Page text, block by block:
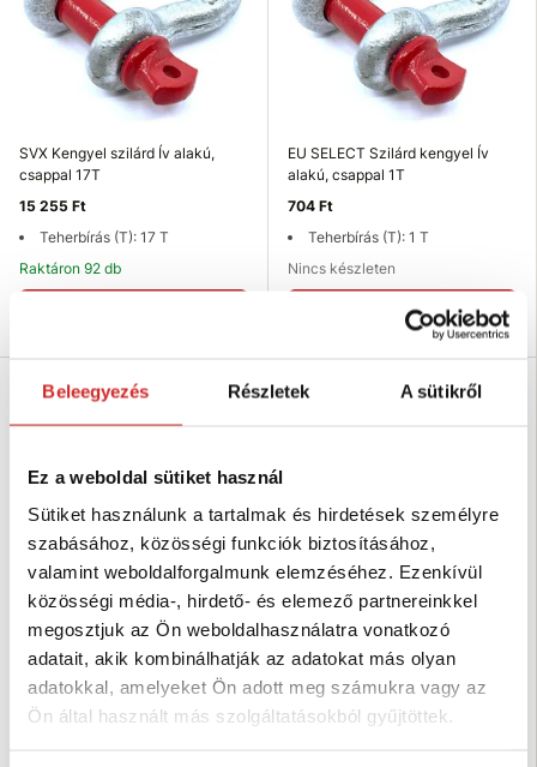
Beleegyezés Részletek A sütikről
Ez a weboldal sütiket használ
Sütiket használunk a tartalmak és hirdetések személyre
szabásához, közösségi funkciók biztosításához,
valamint weboldalforgalmunk elemzéséhez. Ezenkívül
közösségi média-, hirdető- és elemező partnereinkkel
megosztjuk az Ön weboldalhasználatra vonatkozó
adatait, akik kombinálhatják az adatokat más olyan
adatokkal, amelyeket Ön adott meg számukra vagy az
Ön által használt más szolgáltatásokból gyűjtöttek.
SVX Kengyel szilárd Ív alakú,
csappal 17T
15 255 Ft
Teherbírás (T): 17 T
Raktáron 92 db
EU SELECT Szilárd kengyel Ív
alakú, csappal 1T
704 Ft
Teherbírás (T): 1 T
Nincs készleten
Elérhetőség ellenőrzése
EU SELECT Szilárd kengyel Ív
alakú, csappal 1,5T
1 056 Ft
Teherbírás (T): 1,5 T
SVX
SVX Kengyel szilárd Ív alakú,
csappal 0,33T
270 Ft
Teherbírás (T): 0,33 T